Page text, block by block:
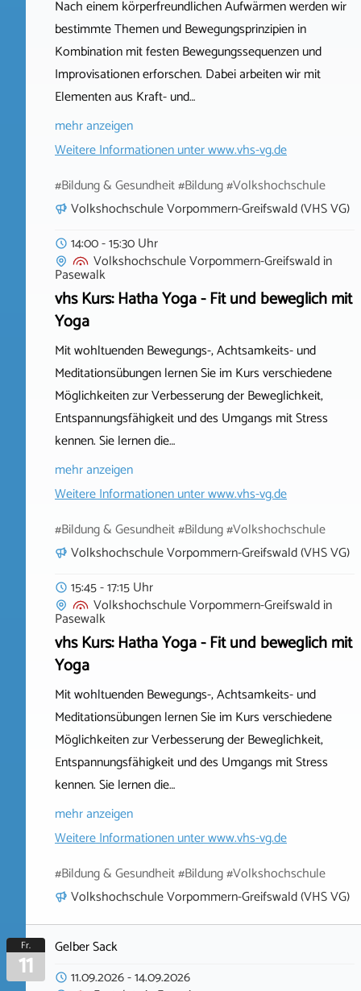
Nach einem körperfreundlichen Aufwärmen werden wir
bestimmte Themen und Bewegungsprinzipien in
Kombination mit festen Bewegungssequenzen und
Improvisationen erforschen. Dabei arbeiten wir mit
Elementen aus Kraft- und…
mehr anzeigen
Weitere Informationen unterwww.vhs-vg.de
#Bildung & Gesundheit #Bildung #Volkshochschule
Volkshochschule Vorpommern-Greifswald (VHS VG)
14:00 - 15:30 Uhr
Volkshochschule Vorpommern-Greifswaldin
Pasewalk
vhs Kurs: Hatha Yoga - Fit und beweglich mit
Yoga
Mit wohltuenden Bewegungs-, Achtsamkeits- und
Meditationsübungen lernen Sie im Kurs verschiedene
Möglichkeiten zur Verbesserung der Beweglichkeit,
Entspannungsfähigkeit und des Umgangs mit Stress
kennen. Sie lernen die…
mehr anzeigen
Weitere Informationen unterwww.vhs-vg.de
#Bildung & Gesundheit #Bildung #Volkshochschule
Volkshochschule Vorpommern-Greifswald (VHS VG)
15:45 - 17:15 Uhr
Volkshochschule Vorpommern-Greifswaldin
Pasewalk
vhs Kurs: Hatha Yoga - Fit und beweglich mit
Yoga
Mit wohltuenden Bewegungs-, Achtsamkeits- und
Meditationsübungen lernen Sie im Kurs verschiedene
Möglichkeiten zur Verbesserung der Beweglichkeit,
Entspannungsfähigkeit und des Umgangs mit Stress
kennen. Sie lernen die…
mehr anzeigen
Weitere Informationen unterwww.vhs-vg.de
#Bildung & Gesundheit #Bildung #Volkshochschule
Volkshochschule Vorpommern-Greifswald (VHS VG)
Fr.
11
Gelber Sack
11.09.2026-14.09.2026